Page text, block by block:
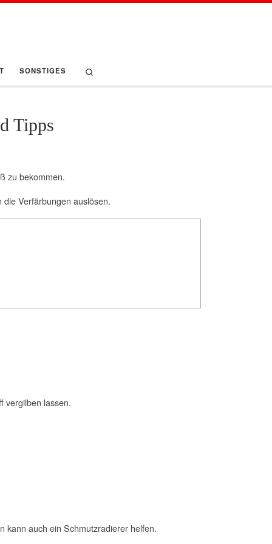
SONSTIGES
Tipps
zu bekommen.
Verfärbungen auslösen.
vergilben lassen.
kann auch ein Schmutzradierer helfen.